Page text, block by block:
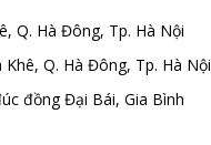
Q. Hà Đông, Tp. Hà Nội
Q. Hà Đông, Tp. Hà Nội
đồng Đại Bái, Gia Bình